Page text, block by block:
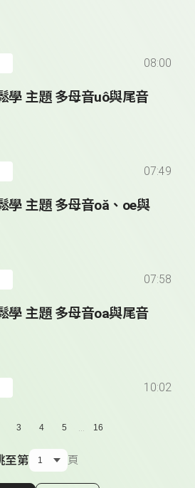
08:00
學 主題 多母音uô與尾音
07:49
學 主題 多母音oă、oe與
07:58
學 主題 多母音oa與尾音
10:02
3 4 5 ... 16
至第 頁